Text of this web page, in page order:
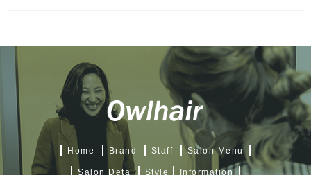
Home Brand Staff Salon Menu
Salon Deta Style Information